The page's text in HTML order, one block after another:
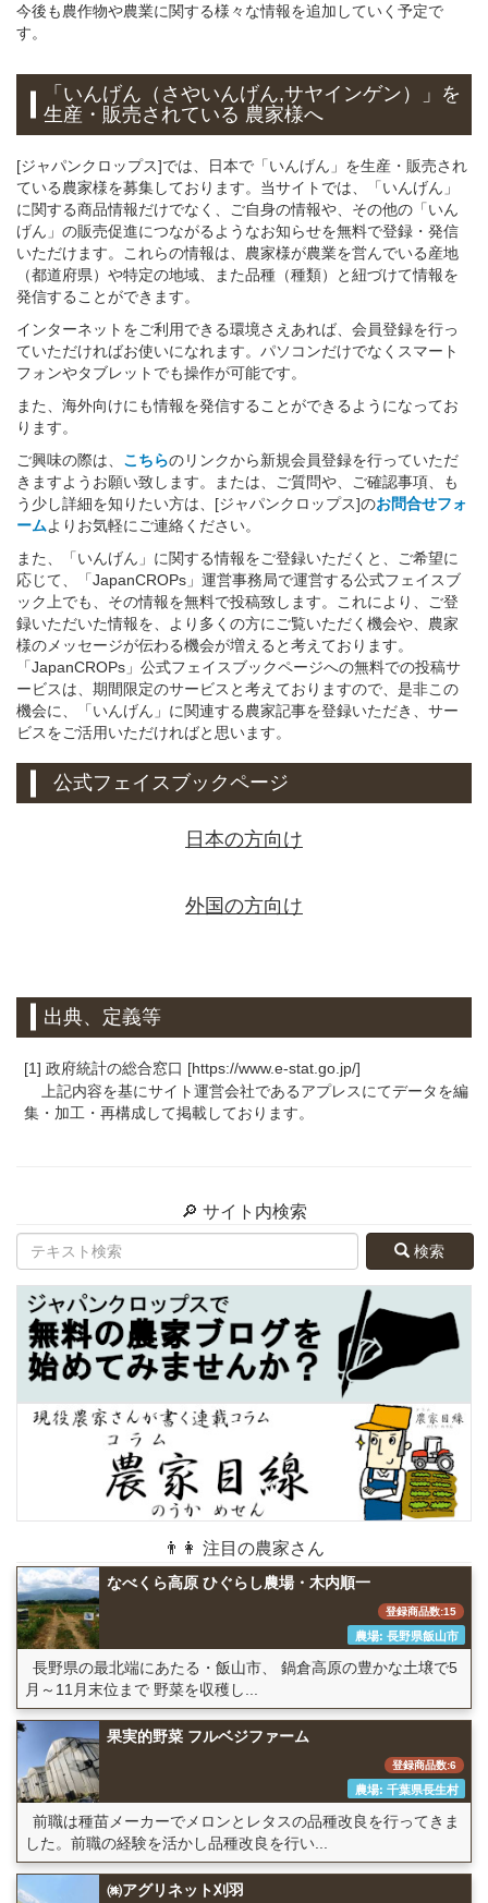
今後も農作物や農業に関する様々な情報を追加していく予定で
す。
「いんげん（さやいんげん,サヤインゲン）」 を
生産・販売されている 農家様へ
[ジャパンクロップス]では、日本で「いんげん」を生産・販売され
ている農家様を募集しております。当サイトでは、「いんげん」
に関する商品情報だけでなく、ご自身の情報や、その他の「いん
げん」の販売促進につながるようなお知らせを無料で登録・発信
いただけます。これらの情報は、農家様が農業を営んでいる産地
（都道府県）や特定の地域、また品種（種類）と紐づけて情報を
発信することができます。
インターネットをご利用できる環境さえあれば、会員登録を行っ
ていただければお使いになれます。パソコンだけでなくスマート
フォンやタブレットでも操作が可能です。
また、海外向けにも情報を発信することができるようになってお
ります。
ご興味の際は、 こちらのリンクから新規会員登録を行っていただ
きますようお願い致します。または、ご質問や、ご確認事項、も
う少し詳細を知りたい方は、[ジャパンクロップス]のお問合せフォ
ームよりお気軽にご連絡ください。
また、「いんげん」に関する情報をご登録いただくと、ご希望に
応じて、「JapanCROPs」運営事務局で運営する公式フェイスブ
ック上でも、その情報を無料で投稿致します。これにより、ご登
録いただいた情報を、より多くの方にご覧いただく機会や、農家
様のメッセージが伝わる機会が増えると考えております。
「JapanCROPs」公式フェイスブックページへの無料での投稿サ
ービスは、期間限定のサービスと考えておりますので、是非この
機会に、「いんげん」に関連する農家記事を登録いただき、サー
ビスをご活用いただければと思います。
公式フェイスブックページ
日本の方向け
外国の方向け
出典、定義等
[1] 政府統計の総合窓口 [https://www.e-stat.go.jp/]
上記内容を基にサイト運営会社であるアプレスにてデータを編
集・加工・再構成して掲載しております。
🔎 サイト内検索
検索
👨👩 注目の農家さん
なべくら高原 ひぐらし農場・木内順一
登録商品数:15
農場: 長野県飯山市
長野県の最北端にあたる・飯山市、 鍋倉高原の豊かな土壌で5
月～11月末位まで 野菜を収穫し...
果実的野菜 フルベジファーム
登録商品数:6
農場: 千葉県長生村
前職は種苗メーカーでメロンとレタスの品種改良を行ってきま
した。前職の経験を活かし品種改良を行い...
㈱アグリネット刈羽